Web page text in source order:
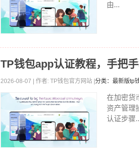
由...
TP钱包app认证教程，手把
2026-08-07 | 作者: TP钱包官方网站 | 分类：最新版tp
在加密货
资产管理
认证步骤